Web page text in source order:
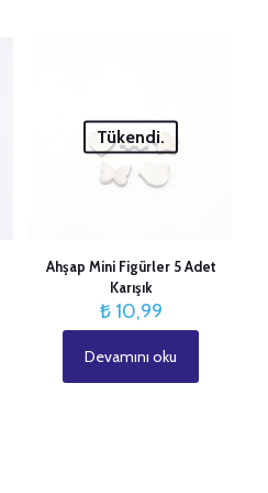
Tükendi.
Ahşap Mini Figürler 5 Adet
Karışık
₺10,99
Devamını oku